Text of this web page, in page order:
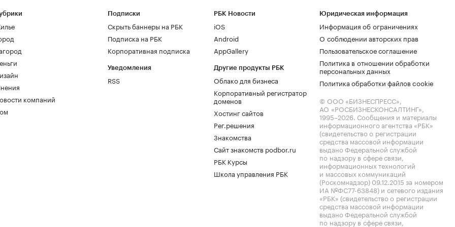
компаний
Подписки
Скрыть баннеры на РБК
Подписка на РБК
Корпоративная подписка
Уведомления
RSS
РБК Новости
iOS
Android
AppGallery
Другие продукты РБК
Облако для бизнеса
Корпоративный регистратор
доменов
Хостинг сайтов
Рег.решения
Знакомства
Сайт знакомств podbor.ru
РБК Курсы
Школа управления РБК
Юридическая информация
Информация об ограничениях
О соблюдении авторских прав
Пользовательское соглашение
Политика в отношении обработки
персональных данных
Политика обработки файлов cookie
© ООО «БИЗНЕСПРЕСС»,
АО «РОСБИЗНЕСКОНСАЛТИНГ»,
1995–2026. Сообщения и материалы
информационного агентства «РБК»
(свидетельство о регистрации
средства массовой информации
выдано Федеральной службой
по надзору в сфере связи,
информационных технологий
и массовых коммуникаций
(Роскомнадзор) 09.12.2015 за номером
ИА №ФС77-63848) и сетевого издания
«РБК» (свидетельство о регистрации
средства массовой информации
выдано Федеральной службой
по надзору в сфере связи,